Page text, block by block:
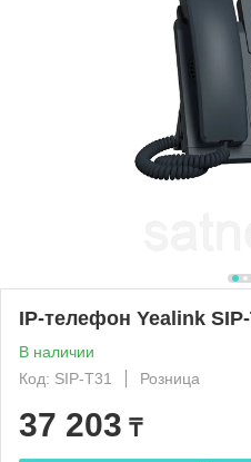
IP-телефон Yealink
В наличии
Код: SIP-T31
Розница
37 203 ₸